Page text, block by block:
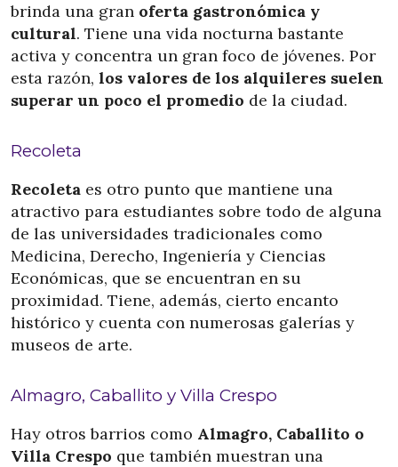
brinda una gran oferta gastronómica y
cultural. Tiene una vida nocturna bastante
activa y concentra un gran foco de jóvenes. Por
esta razón, los valores de los alquileres suelen
superar un poco el promedio de la ciudad.
Recoleta
Recoleta es otro punto que mantiene una
atractivo para estudiantes sobre todo de alguna
de las universidades tradicionales como
Medicina, Derecho, Ingeniería y Ciencias
Económicas, que se encuentran en su
proximidad. Tiene, además, cierto encanto
histórico y cuenta con numerosas galerías y
museos de arte.
Almagro, Caballito y Villa Crespo
Hay otros barrios como Almagro, Caballito o
Villa Crespo que también muestran una